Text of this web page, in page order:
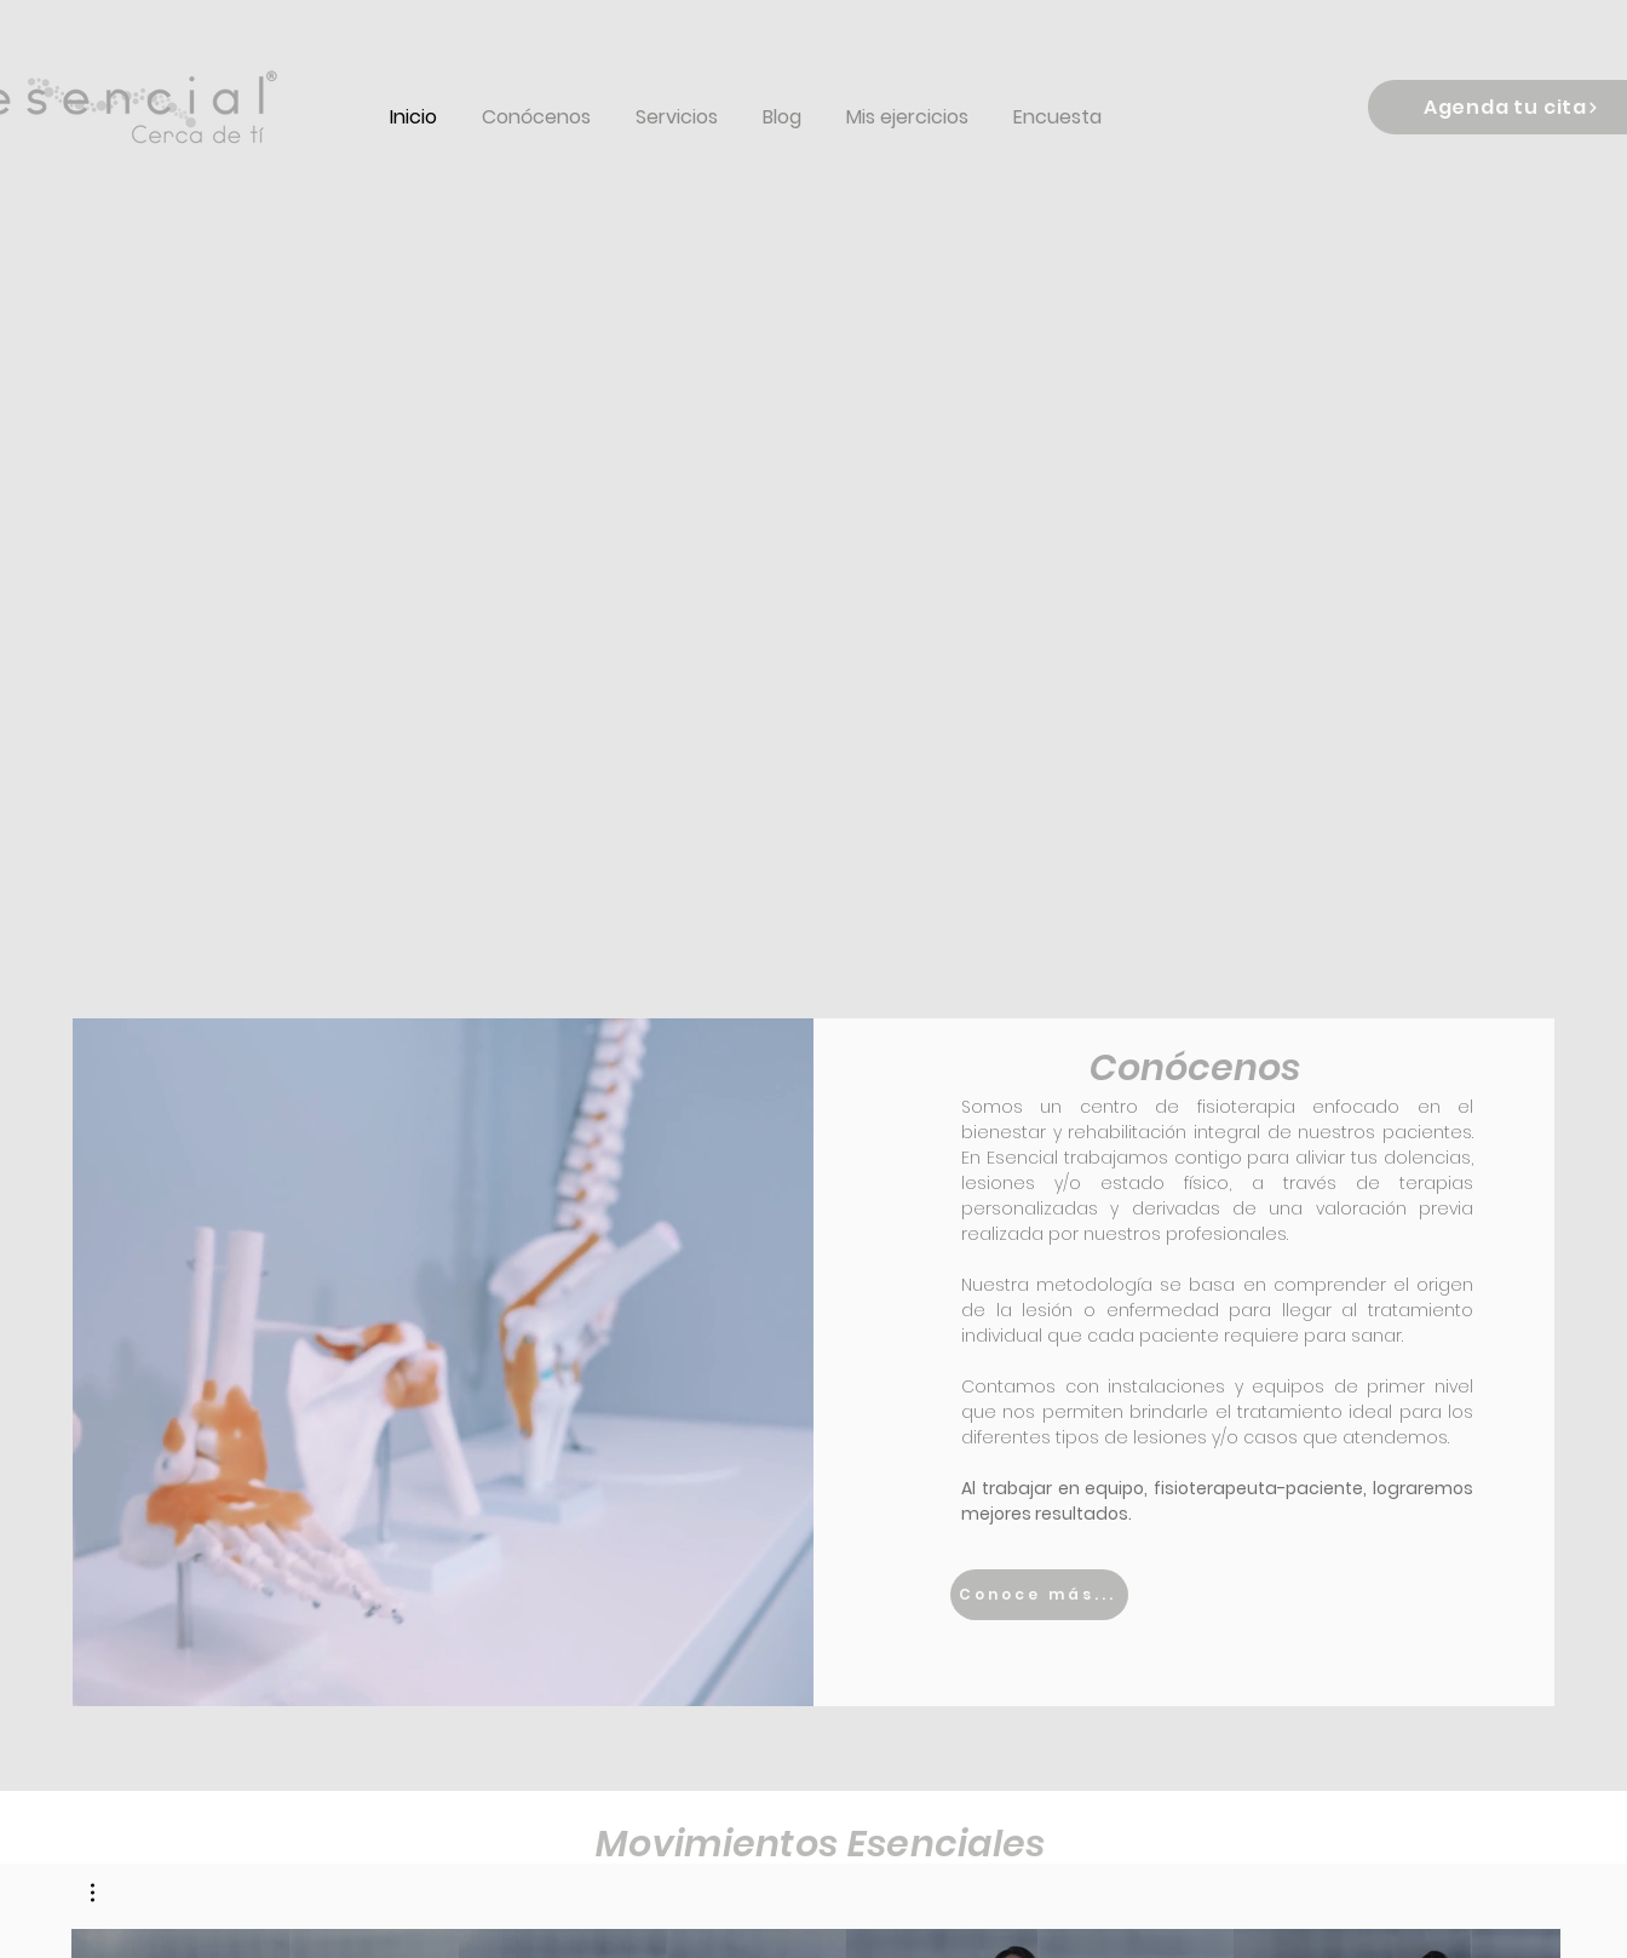
Inicio Conócenos Servicios Blog Mis ejercicios Encuesta Agenda tu cita
Conócenos
Somos un centro de fisioterapia enfocado en el
bienestar y rehabilitación integral de nuestros pacientes.
En Esencial trabajamos contigo para aliviar tus dolencias,
lesiones y/o estado físico, a través de terapias
personalizadas y derivadas de una valoración previa
realizada por nuestros profesionales.
Nuestra metodología se basa en comprender el origen
de la lesión o enfermedad para llegar al tratamiento
individual que cada paciente requiere para sanar.
Contamos con instalaciones y equipos de primer nivel
que nos permiten brindarle el tratamiento ideal para los
diferentes tipos de lesiones y/o casos que atendemos.
Al trabajar en equipo, fisioterapeuta-paciente, lograremos
mejores resultados.
Conoce más...
Movimientos Esenciales